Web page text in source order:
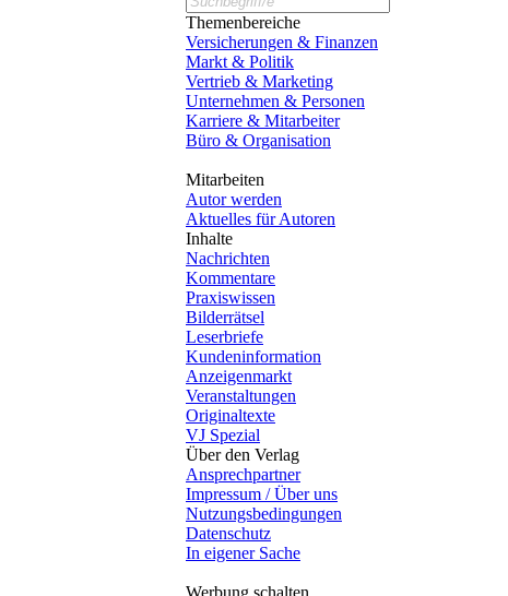
Themenbereiche
Versicherungen & Finanzen
Markt & Politik
Vertrieb & Marketing
Unternehmen & Personen
Karriere & Mitarbeiter
Büro & Organisation
Mitarbeiten
Autor werden
Aktuelles für Autoren
Inhalte
Nachrichten
Kommentare
Praxiswissen
Bilderrätsel
Leserbriefe
Kundeninformation
Anzeigenmarkt
Veranstaltungen
Originaltexte
VJ Spezial
Über den Verlag
Ansprechpartner
Impressum / Über uns
Nutzungsbedingungen
Datenschutz
In eigener Sache
Werbung schalten